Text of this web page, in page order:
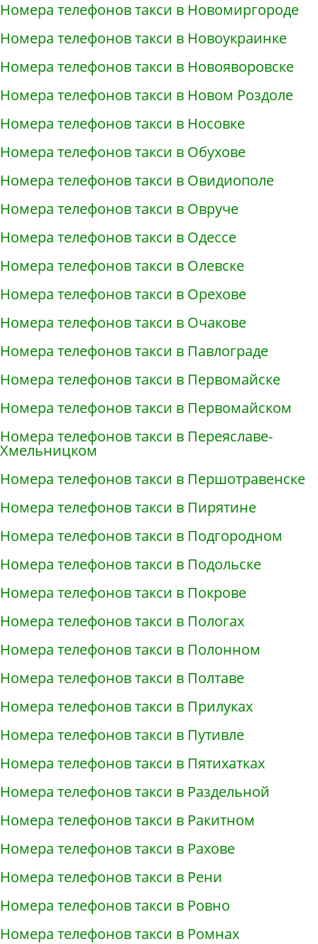
Номера телефонов такси в Новомиргороде
Номера телефонов такси в Новоукраинке
Номера телефонов такси в Новояворовске
Номера телефонов такси в Новом Роздоле
Номера телефонов такси в Носовке
Номера телефонов такси в Обухове
Номера телефонов такси в Овидиополе
Номера телефонов такси в Овруче
Номера телефонов такси в Одессе
Номера телефонов такси в Олевске
Номера телефонов такси в Орехове
Номера телефонов такси в Очакове
Номера телефонов такси в Павлограде
Номера телефонов такси в Первомайске
Номера телефонов такси в Первомайском
Номера телефонов такси в Переяславе-
Хмельницком
Номера телефонов такси в Першотравенске
Номера телефонов такси в Пирятине
Номера телефонов такси в Подгородном
Номера телефонов такси в Подольске
Номера телефонов такси в Покрове
Номера телефонов такси в Пологах
Номера телефонов такси в Полонном
Номера телефонов такси в Полтаве
Номера телефонов такси в Прилуках
Номера телефонов такси в Путивле
Номера телефонов такси в Пятихатках
Номера телефонов такси в Раздельной
Номера телефонов такси в Ракитном
Номера телефонов такси в Рахове
Номера телефонов такси в Рени
Номера телефонов такси в Ровно
Номера телефонов такси в Ромнах